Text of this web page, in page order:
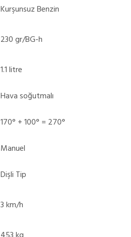
Kurşunsuz Benzin
230 gr/BG-h
1.1 litre
Hava soğutmalı
170° + 100° = 270°
Manuel
Dişli Tip
3 km/h